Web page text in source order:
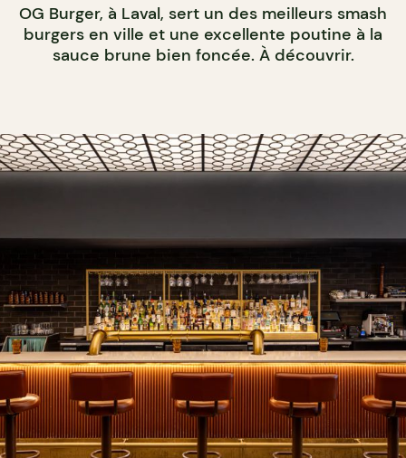
OG Burger, à Laval, sert un des meilleurs smash
burgers en ville et une excellente poutine à la
sauce brune bien foncée. À découvrir.